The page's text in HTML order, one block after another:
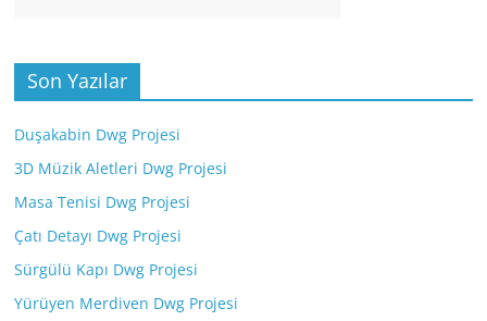
Son Yazılar
Duşakabin Dwg Projesi
3D Müzik Aletleri Dwg Projesi
Masa Tenisi Dwg Projesi
Çatı Detayı Dwg Projesi
Sürgülü Kapı Dwg Projesi
Yürüyen Merdiven Dwg Projesi